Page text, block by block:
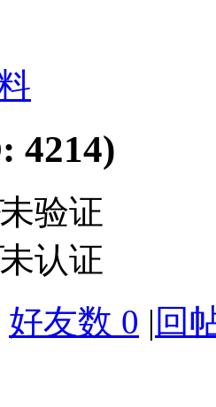
4214)
未验证
未认证
好友数 0 | 回